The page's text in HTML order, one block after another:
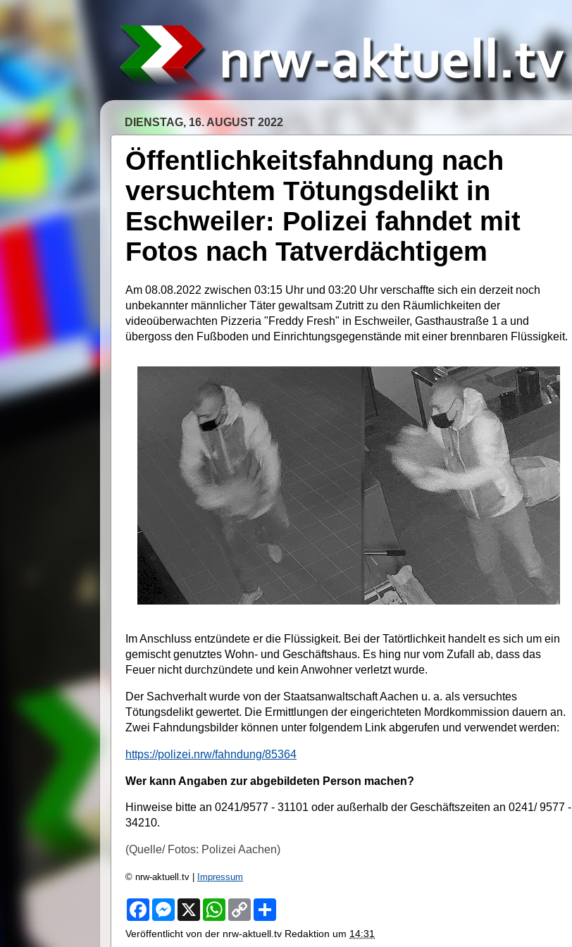
DIENSTAG, 16. AUGUST 2022
Öffentlichkeitsfahndung nach
versuchtem Tötungsdelikt in
Eschweiler: Polizei fahndet mit
Fotos nach Tatverdächtigem
Am 08.08.2022 zwischen 03:15 Uhr und 03:20 Uhr verschaffte sich ein derzeit noch
unbekannter männlicher Täter gewaltsam Zutritt zu den Räumlichkeiten der
videoüberwachten Pizzeria "Freddy Fresh" in Eschweiler, Gasthaustraße 1 a und
übergoss den Fußboden und Einrichtungsgegenstände mit einer brennbaren Flüssigkeit.
Im Anschluss entzündete er die Flüssigkeit. Bei der Tatörtlichkeit handelt es sich um ein
gemischt genutztes Wohn- und Geschäftshaus. Es hing nur vom Zufall ab, dass das
Feuer nicht durchzündete und kein Anwohner verletzt wurde.
Der Sachverhalt wurde von der Staatsanwaltschaft Aachen u. a. als versuchtes
Tötungsdelikt gewertet. Die Ermittlungen der eingerichteten Mordkommission dauern an.
Zwei Fahndungsbilder können unter folgendem Link abgerufen und verwendet werden:
https://polizei.nrw/fahndung/85364
Wer kann Angaben zur abgebildeten Person machen?
Hinweise bitte an 0241/9577 - 31101 oder außerhalb der Geschäftszeiten an 0241/ 9577 -
34210.
(Quelle/ Fotos: Polizei Aachen)
© nrw-aktuell.tv | Impressum
F
e
M
s
X
W
t
C
y
r
Veröffentlicht von der nrw-aktuell.tv Redaktion um 14:31